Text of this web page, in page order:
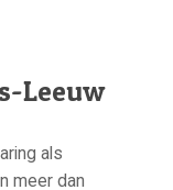
Leeuw
als
meer dan